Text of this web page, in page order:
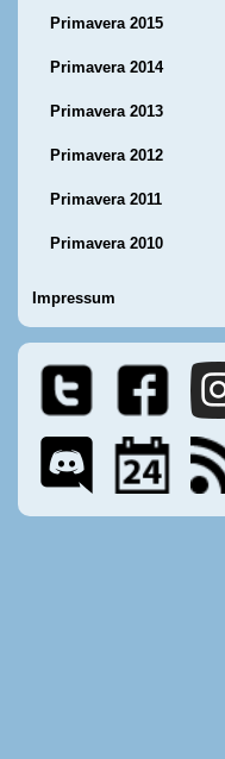
Primavera 2015
Primavera 2014
Primavera 2013
Primavera 2012
Primavera 2011
Primavera 2010
Impressum